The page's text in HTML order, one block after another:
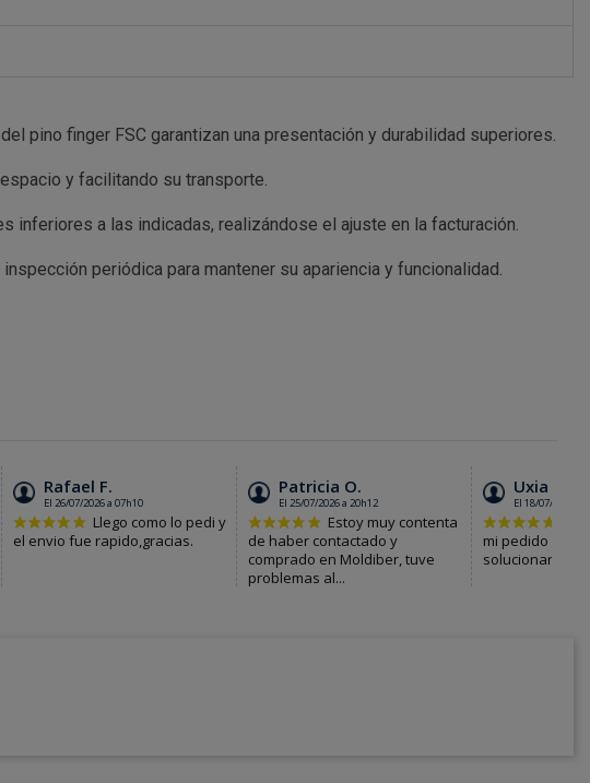
pino finger FSC garantizan una presentación y durabilidad superiores.
y facilitando su transporte.
a las indicadas, realizándose el ajuste en la facturación.
periódica para mantener su apariencia y funcionalidad.